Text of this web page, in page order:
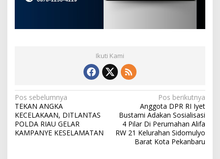
Ikuti Kami
N
a
v
i
Pos sebelumnya
TEKAN ANGKA
KECELAKAAN, DITLANTAS
POLDA RIAU GELAR
KAMPANYE KESELAMATAN
Pos berikutnya
Anggota DPR RI Iyet
Bustami Adakan Sosialisasi
4 Pilar Di Perumahan Alifa
RW 21 Kelurahan Sidomulyo
Barat Kota Pekanbaru